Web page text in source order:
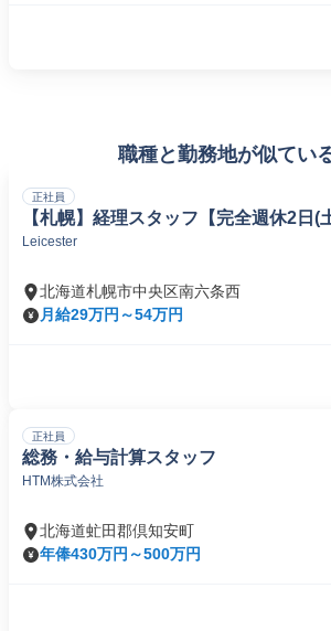
職種と勤務地が似てい
正社員
【札幌】経理スタッフ【完全週休2日(
Leicester
北海道札幌市中央区南六条西
月給29万円～54万円
正社員
総務・給与計算スタッフ
HTM株式会社
北海道虻田郡倶知安町
年俸430万円～500万円